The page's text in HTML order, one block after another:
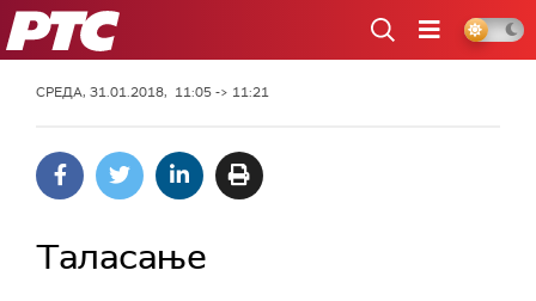
РТС
СРЕДА, 31.01.2018, 11:05 -> 11:21
Таласање